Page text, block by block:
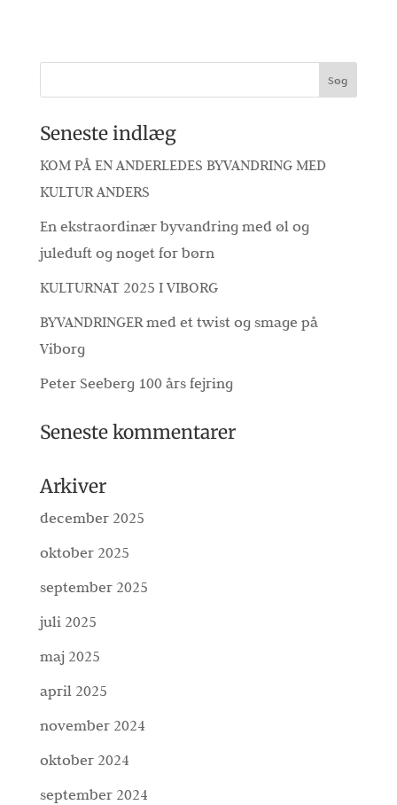
Seneste indlæg
KOM PÅ EN ANDERLEDES BYVANDRING MED
KULTUR ANDERS
En ekstraordinær byvandring med øl og
juleduft og noget for børn
KULTURNAT 2025 I VIBORG
BYVANDRINGER med et twist og smage på
Viborg
Peter Seeberg 100 års fejring
Seneste kommentarer
Arkiver
december 2025
oktober 2025
september 2025
juli 2025
maj 2025
april 2025
november 2024
oktober 2024
september 2024